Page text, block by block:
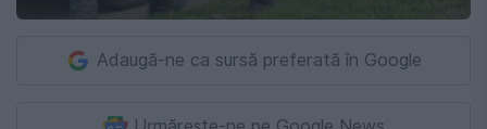
Adaugă-ne ca sursă preferată în Google